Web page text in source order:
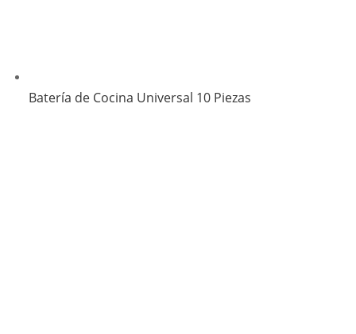
Batería de Cocina Universal 10 Piezas